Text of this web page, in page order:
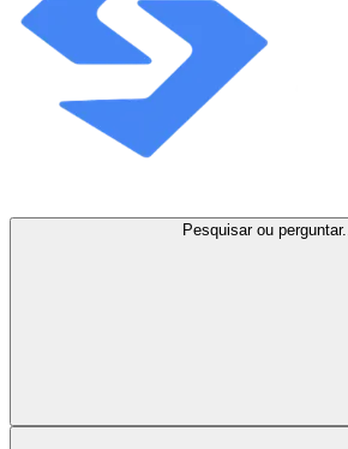
Pesquisar ou perguntar...